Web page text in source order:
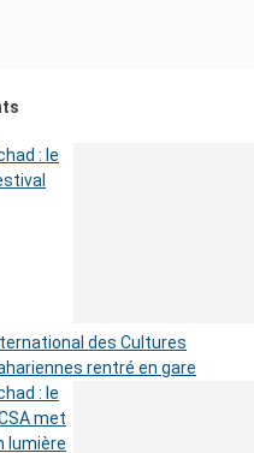
: le
des Cultures
rentré en gare
: le
met
lumière